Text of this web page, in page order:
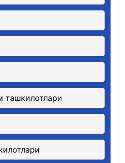
ташкилотлари